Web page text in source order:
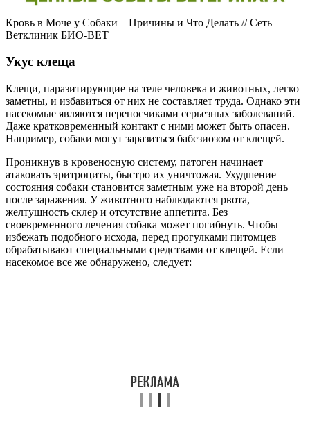
Кровь в Моче у Собаки – Причины и Что Делать // Сеть
Ветклиник БИО-ВЕТ
Укус клеща
Клещи, паразитирующие на теле человека и животных, легко
заметны, и избавиться от них не составляет труда. Однако эти
насекомые являются переносчиками серьезных заболеваний.
Даже кратковременный контакт с ними может быть опасен.
Например, собаки могут заразиться бабезиозом от клещей.
Проникнув в кровеносную систему, патоген начинает
атаковать эритроциты, быстро их уничтожая. Ухудшение
состояния собаки становится заметным уже на второй день
после заражения. У животного наблюдаются рвота,
желтушность склер и отсутствие аппетита. Без
своевременного лечения собака может погибнуть. Чтобы
избежать подобного исхода, перед прогулками питомцев
обрабатывают специальными средствами от клещей. Если
насекомое все же обнаружено, следует: